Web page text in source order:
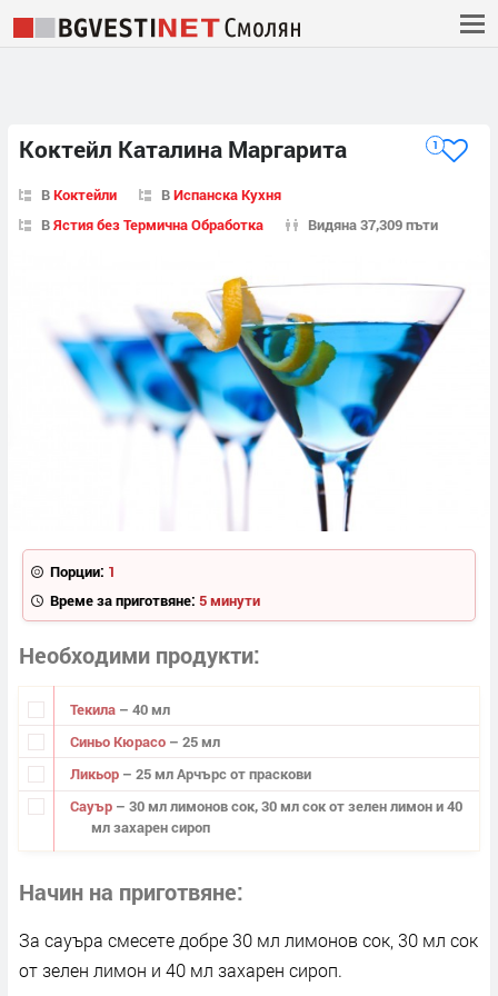
Коктейл Каталина Маргарита 1
ВКоктейли ВИспанска Кухня
ВЯстия без Термична Обработка Видяна 37,309 пъти
Порции: 1
Време за приготвяне: 5 минути
Необходими продукти
Текила – 40 мл
Синьо Кюрасо – 25 мл
Ликьор – 25 мл Арчърс от праскови
Сауър – 30 мл лимонов сок, 30 мл сок от зелен лимон и 40
мл захарен сироп
Начин на приготвяне
За сауъра смесете добре 30 мл лимонов сок, 30 мл сок
от зелен лимон и 40 мл захарен сироп.